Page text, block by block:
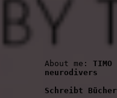
About me:
neurodivers
Schreibt